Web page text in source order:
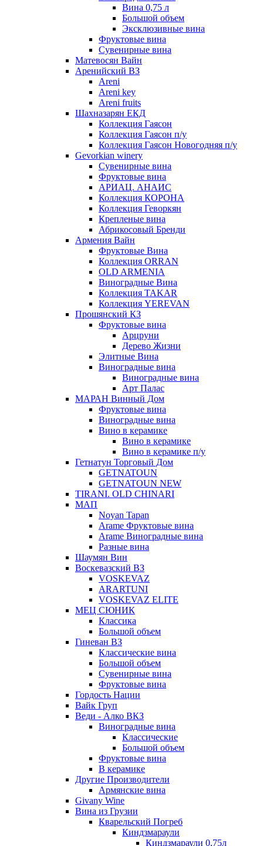
Вина 0,75 л
Большой объем
Эксклюзивные вина
Фруктовые вина
Cувенирные вина
Матевосян Вайн
Аренийский ВЗ
Areni
Areni key
Areni fruits
Шахназарян ЕКД
Коллекция Гаясон
Коллекция Гаясон п/у
Коллекция Гаясон Новогодняя п/у
Gevorkian winery
Сувенирные вина
Фруктовые вина
АРИАЦ. АНАИС
Коллекция КОРОНА
Коллекция Геворкян
Крепленые вина
Абрикосовый Бренди
Армения Вайн
Фруктовые Вина
Коллекция ORRAN
OLD ARMENIA
Виноградные Вина
Коллекция TAKAR
Коллекция YEREVAN
Прошянский КЗ
Фруктовые вина
Арцруни
Дерево Жизни
Элитные Вина
Виноградные вина
Виноградные вина
Арт Палас
МАРАН Винный Дом
Фруктовые вина
Виноградные вина
Вино в керамике
Вино в керамике
Вино в керамике п/у
Гетнатун Торговый Дом
GETNATOUN
GETNATOUN NEW
TIRANI. OLD CHINARI
МАП
Noyan Tapan
Arame Фруктовые вина
Arame Виноградные вина
Разные вина
Шаумян Вин
Воскевазский ВЗ
VOSKEVAZ
ARARTUNI
VOSKEVAZ ELITE
МЕЦ СЮНИК
Классика
Большой объем
Гиневан ВЗ
Классические вина
Большой объем
Сувенирные вина
Фруктовые вина
Гордость Нации
Вайк Груп
Веди - Алко ВКЗ
Виноградные вина
Классические
Большой объем
Фруктовые вина
В керамике
Другие Производители
Армянские вина
Givany Wine
Вина из Грузии
Кварельский Погреб
Киндзмараули
Киндзмараули 0,75л